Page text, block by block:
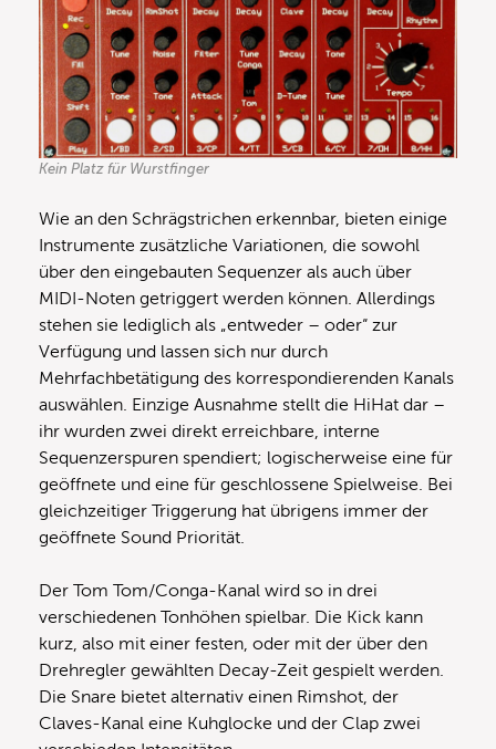
Kein Platz für Wurstfinger
Wie an den Schrägstrichen erkennbar, bieten einige
Instrumente zusätzliche Variationen, die sowohl
über den eingebauten Sequenzer als auch über
MIDI-Noten getriggert werden können. Allerdings
stehen sie lediglich als „entweder – oder“ zur
Verfügung und lassen sich nur durch
Mehrfachbetätigung des korrespondierenden Kanals
auswählen. Einzige Ausnahme stellt die HiHat dar –
ihr wurden zwei direkt erreichbare, interne
Sequenzerspuren spendiert; logischerweise eine für
geöffnete und eine für geschlossene Spielweise. Bei
gleichzeitiger Triggerung hat übrigens immer der
geöffnete Sound Priorität.
Der Tom Tom/Conga-Kanal wird so in drei
verschiedenen Tonhöhen spielbar. Die Kick kann
kurz, also mit einer festen, oder mit der über den
Drehregler gewählten Decay-Zeit gespielt werden.
Die Snare bietet alternativ einen Rimshot, der
Claves-Kanal eine Kuhglocke und der Clap zwei